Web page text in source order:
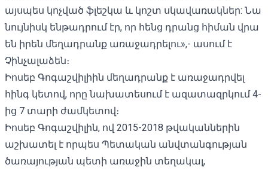
այսպես կոչված ֆլեշկա և կոշտ սկավառակներ: Նա
նույնիսկ ենթադրում էր, որ հենց դրանց հիման վրա
են իրեն մեղադրանք առաջադրելու»,- ասում է
Չինչալաձեն։
Իոսեբ Գոգաշվիլիին մեղադրանք է առաջադրվել
հինգ կետով, որը նախատեսում է ազատազրկում 4-
ից 7 տարի ժամկետով։
Իոսեբ Գոգաշվիլին, ով 2015-2018 թվականներին
աշխատել է որպես Պետական ​​անվտանգության
ծառայության պետի առաջին տեղակալ,